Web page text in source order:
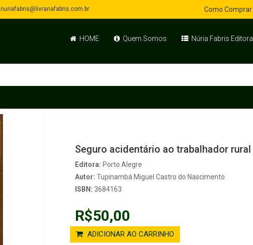
nuriafabris@livrariafabris.com.br Como Comprar
HOME Quem Somos Núria Fabris Editora
Seguro acidentário ao trabalhador rural
Editora: Porto Alegre
Autor: Tupinambá Miguel Castro do Nascimento
ISBN: 3684163
R$50,00
ADICIONAR AO CARRINHO